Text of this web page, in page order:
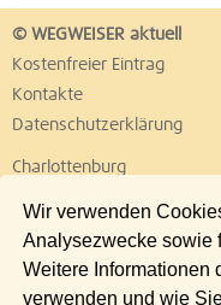
Wir verwenden
Analysezwecke sowie
Weitere Informationen
verwenden und wie
© WEGWEISER aktuell
Kostenfreier Eintrag
Kontakte
Datenschutzerklärung
Charlottenburg
Lichtenberg